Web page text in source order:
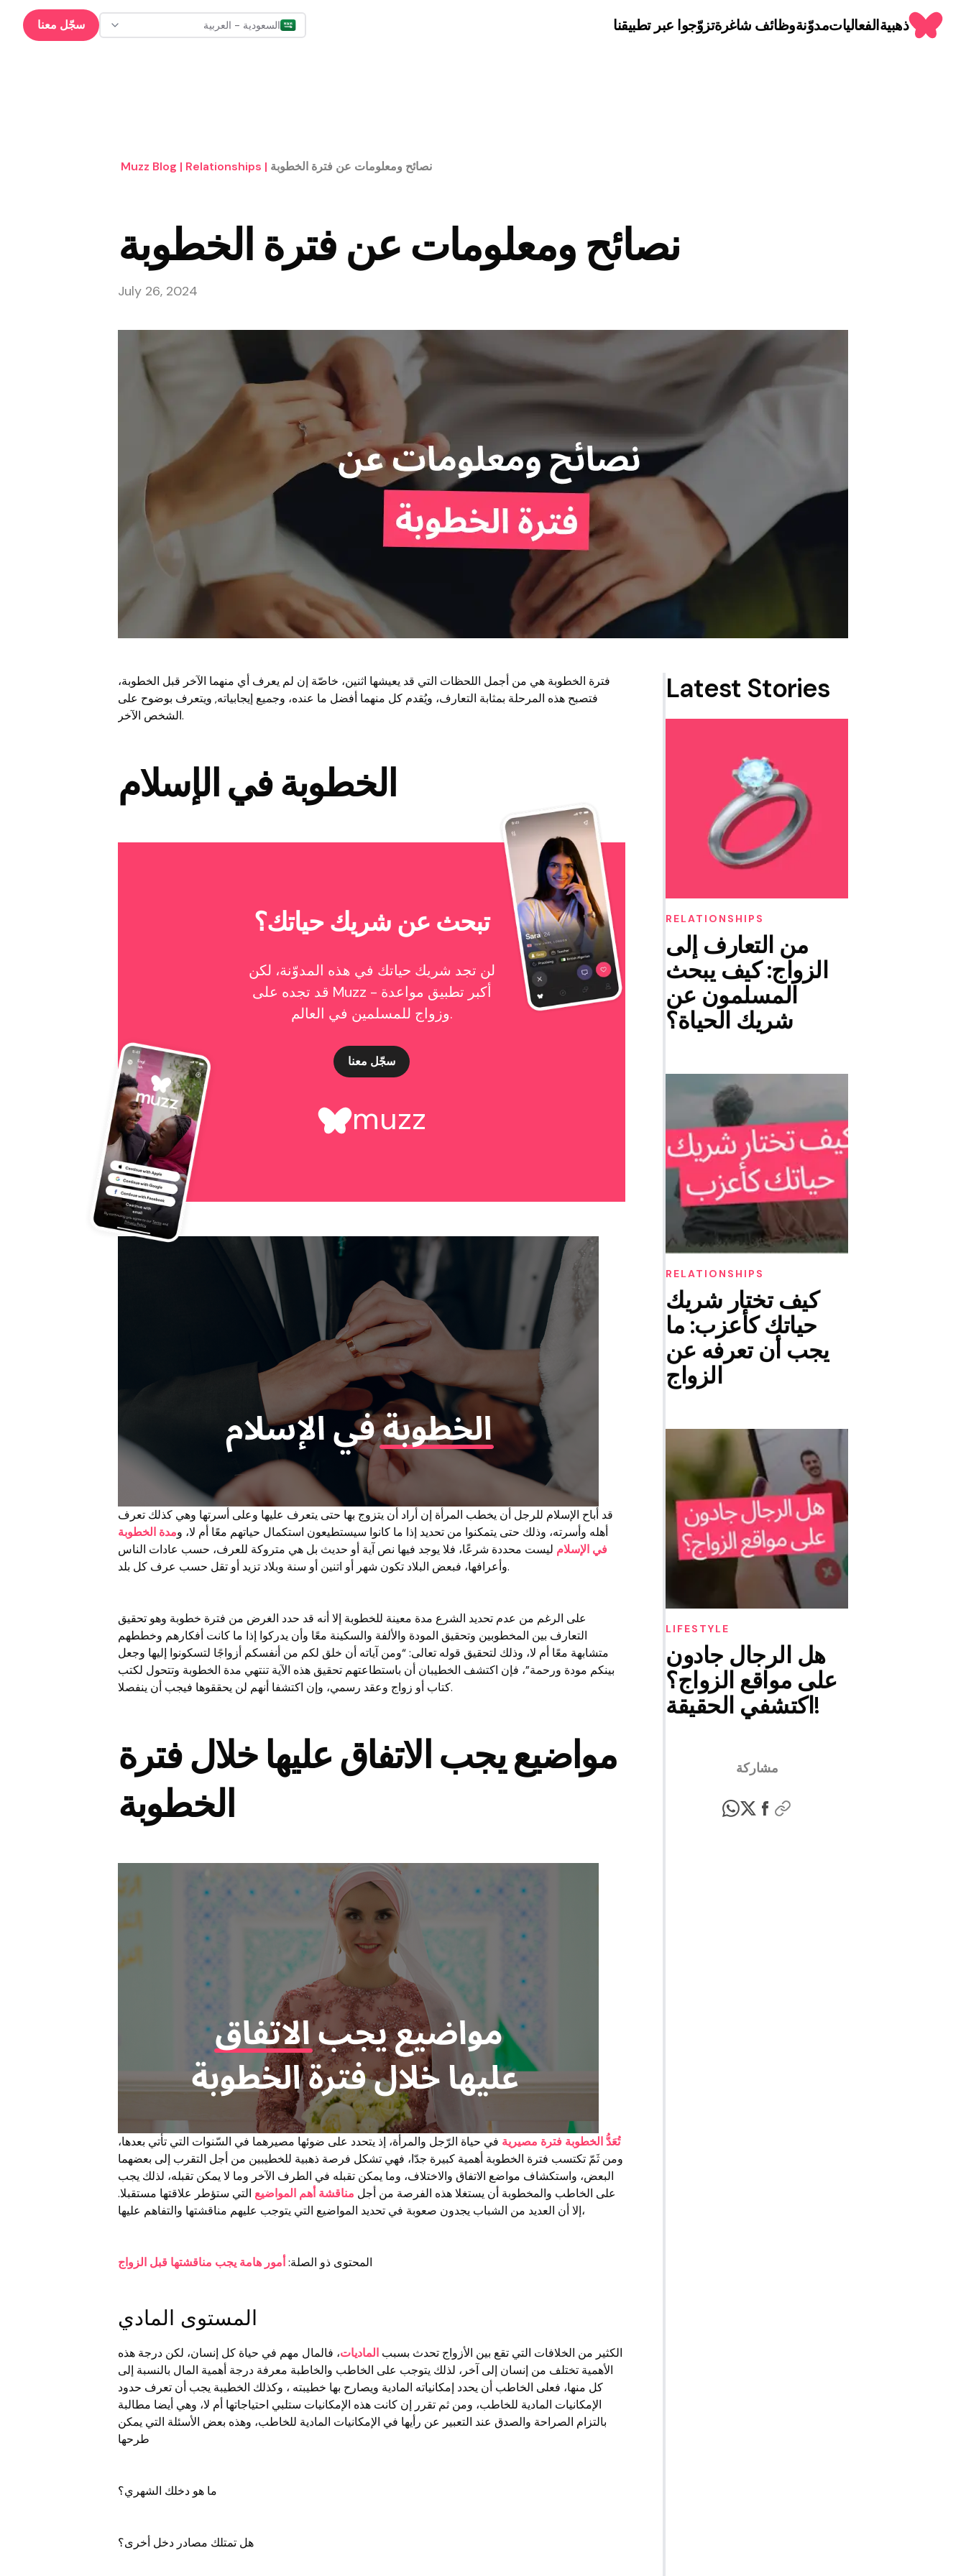
ذهبيةالفعالياتمدوّنةوظائف شاغرةتزوّجوا عبر تطبيقنا السعودية - العربية سجّل معنا
Muzz Blog | Relationships | نصائح ومعلومات عن فترة الخطوبة
نصائح ومعلومات عن فترة الخطوبة
July 26, 2024
فترة الخطوبة هي من أجمل اللحظات التي قد يعيشها اثنين، خاصّة إن لم يعرف أي منهما الآخر قبل الخطوبة،
فتصبح هذه المرحلة بمثابة التعارف، ويُقدم كل منهما أفضل ما عنده، وجميع إيجابياته, ويتعرف بوضوح على
الشخص الآخر.
الخطوبة في الإسلام
تبحث عن شريك حياتك؟
لن تجد شريك حياتك في هذه المدوّنة، لكن
قد تجده على Muzz - أكبر تطبيق مواعدة
وزواج للمسلمين في العالم.
سجّل معنا
muzz
قد أباح الإسلام للرجل أن يخطب المرأة إن أراد أن يتزوج بها حتى يتعرف عليها وعلى أسرتها وهي كذلك تعرف
أهله وأسرته، وذلك حتى يتمكنوا من تحديد إذا ما كانوا سيستطيعون استكمال حياتهم معًا أم لا، ومدة الخطوبة
في الإسلام ليست محددة شرعًا، فلا يوجد فيها نص آية أو حديث بل هي متروكة للعرف، حسب عادات الناس
وأعرافها، فبعض البلاد تكون شهر أو اتنين أو سنة وبلاد تزيد أو تقل حسب عرف كل بلد.
على الرغم من عدم تحديد الشرع مدة معينة للخطوبة إلا أنه قد حدد الغرض من فترة خطوبة وهو تحقيق
التعارف بين المخطوبين وتحقيق المودة والألفة والسكينة معًا وأن يدركوا إذا ما كانت أفكارهم وخططهم
متشابهة معًا أم لا، وذلك لتحقيق قوله تعالى: “ومن آياته أن خلق لكم من أنفسكم أزواجًا لتسكونوا إليها وجعل
بينكم مودة ورحمة”، فإن اكتشف الخطيبان أن باستطاعتهم تحقيق هذه الآية تنتهي مدة الخطوبة وتتحول لكتب
كتاب أو زواج وعقد رسمي، وإن اكتشفا أنهم لن يحققوها فيجب أن ينفصلا.
مواضيع يجب الاتفاق عليها خلال فترة
الخطوبة
تُعَدُّ الخطوبة فترة مصيرية في حياة الرّجل والمرأة، إذ يتحدد على ضوئها مصيرهما في السّنوات التي تأتي بعدها،
ومن ثَمّ تكتسب فترة الخطوبة أهمية كبيرة جدّا، فهي تشكل فرصة ذهبية للخطيبين من أجل التقرب إلى بعضهما
البعض، واستكشاف مواضع الاتفاق والاختلاف، وما يمكن تقبله في الطرف الآخر وما لا يمكن تقبله، لذلك يجب
على الخاطب والمخطوبة أن يستغلا هذه الفرصة من أجل مناقشة أهم المواضيع التي ستؤطر علاقتها مستقبلا.
إلا أن العديد من الشباب يجدون صعوبة في تحديد المواضيع التي يتوجب عليهم مناقشتها والتفاهم عليها،
المحتوى ذو الصلة:أمور هامة يجب مناقشتها قبل الزواج
المستوى المادي
الكثير من الخلافات التي تقع بين الأزواج تحدث بسبب الماديات، فالمال مهم في حياة كل إنسان، لكن درجة هذه
الأهمية تختلف من إنسان إلى آخر، لذلك يتوجب على الخاطب والخاطبة معرفة درجة أهمية المال بالنسبة إلى
كل منها، فعلى الخاطب أن يحدد إمكانياته المادية ويصارح بها خطيبته ، وكذلك الخطيبة يجب أن تعرف حدود
الإمكانيات المادية للخاطب، ومن ثم تقرر إن كانت هذه الإمكانيات ستلبي احتياجاتها أم لا، وهي أيضا مطالبة
بالتزام الصراحة والصدق عند التعبير عن رأيها في الإمكانيات المادية للخاطب، وهذه بعض الأسئلة التي يمكن
طرحها
ما هو دخلك الشهري؟
هل تمتلك مصادر دخل أخرى؟
Latest Stories
RELATIONSHIPS
من التعارف إلى
الزواج: كيف يبحث
المسلمون عن
شريك الحياة؟
RELATIONSHIPS
كيف تختار شريك
حياتك كأعزب: ما
يجب أن تعرفه عن
الزواج
LIFESTYLE
هل الرجال جادون
على مواقع الزواج؟
اكتشفي الحقيقة!
مشاركة